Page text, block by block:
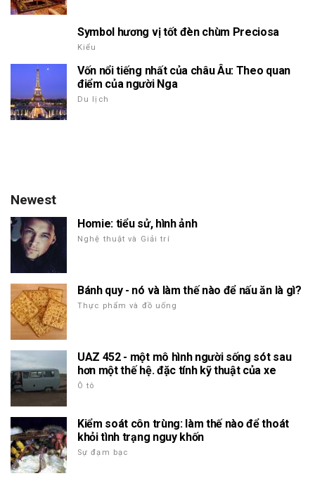
Symbol hương vị tốt đèn chùm Preciosa
Kiểu
Vốn nổi tiếng nhất của châu Âu: Theo quan
điểm của người Nga
Du lịch
Newest
Homie: tiểu sử, hình ảnh
Nghệ thuật và Giải trí
Bánh quy - nó và làm thế nào để nấu ăn là gì?
Thực phẩm và đồ uống
UAZ 452 - một mô hình người sống sót sau
hơn một thế hệ. đặc tính kỹ thuật của xe
Ô tô
Kiểm soát côn trùng: làm thế nào để thoát
khỏi tình trạng nguy khốn
Sự đạm bạc